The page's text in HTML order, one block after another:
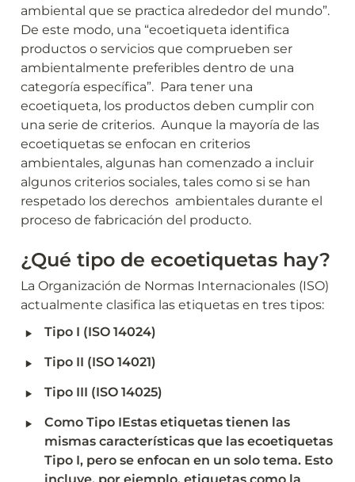
ambiental que se practica alrededor del mundo”.
De este modo, una “ecoetiqueta identifica
productos o servicios que comprueben ser
ambientalmente preferibles dentro de una
categoría específica”.  Para tener una
ecoetiqueta, los productos deben cumplir con
una serie de criterios.  Aunque la mayoría de las
ecoetiquetas se enfocan en criterios
ambientales, algunas han comenzado a incluir
algunos criterios sociales, tales como si se han
respetado los derechos  ambientales durante el
¿Qué tipo de ecoetiquetas hay?
La Organización de Normas Internacionales (ISO)
‣ Tipo I (ISO 14024)
‣ Tipo II (ISO 14021)
‣ Tipo III (ISO 14025)
‣
Como Tipo IEstas etiquetas tienen las
mismas características que las ecoetiquetas
Tipo I, pero se enfocan en un solo tema. Esto